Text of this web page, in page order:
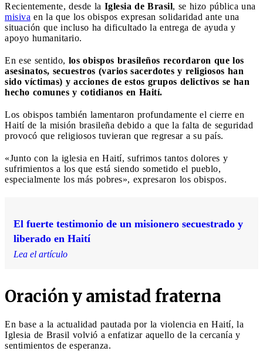
Recientemente, desde la Iglesia de Brasil, se hizo pública una
misiva en la que los obispos expresan solidaridad ante una
situación que incluso ha dificultado la entrega de ayuda y
apoyo humanitario.
En ese sentido, los obispos brasileños recordaron que los
asesinatos, secuestros (varios sacerdotes y religiosos han
sido víctimas) y acciones de estos grupos delictivos se han
hecho comunes y cotidianos en Haití.
Los obispos también lamentaron profundamente el cierre en
Haití de la misión brasileña debido a que la falta de seguridad
provocó que religiosos tuvieran que regresar a su país.
«Junto con la iglesia en Haití, sufrimos tantos dolores y
sufrimientos a los que está siendo sometido el pueblo,
especialmente los más pobres», expresaron los obispos.
El fuerte testimonio de un misionero secuestrado y
liberado en Haití
Lea el artículo
Oración y amistad fraterna
En base a la actualidad pautada por la violencia en Haití, la
Iglesia de Brasil volvió a enfatizar aquello de la cercanía y
sentimientos de esperanza.